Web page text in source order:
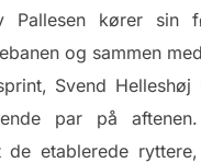
Pallesen kører sin
og sammen
Svend Helleshøj
par på
de etablerede